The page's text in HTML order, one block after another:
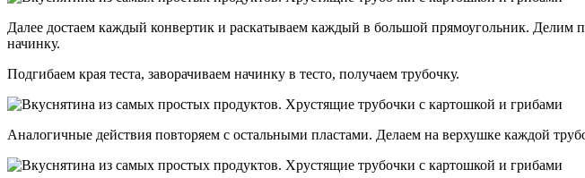
Далее достаем каждый конвертик и раскатываем каждый в большой прямоугольник.
начинку.
Подгибаем края теста, заворачиваем начинку в тесто, получаем трубочку.
Аналогичные действия повторяем с остальными пластами. Делаем на верхушке каждой